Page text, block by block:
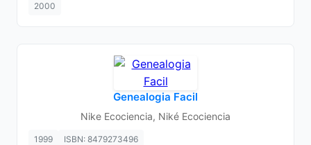
2000
Genealogia Facil
Nike Ecociencia, Niké Ecociencia
1999 ISBN: 8479273496